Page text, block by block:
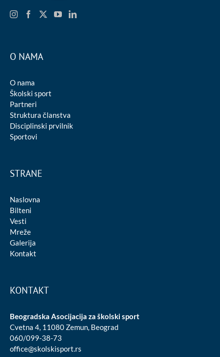
O NAMA
O nama
Školski sport
Partneri
Struktura članstva
Disciplinski prvilnik
Sportovi
STRANE
Naslovna
Bilteni
Vesti
Mreže
Galerija
Kontakt
KONTAKT
Beogradska Asocijacija za školski sport
Cvetna 4, 11080 Zemun, Beograd
060/099-38-73
office@skolskisport.rs